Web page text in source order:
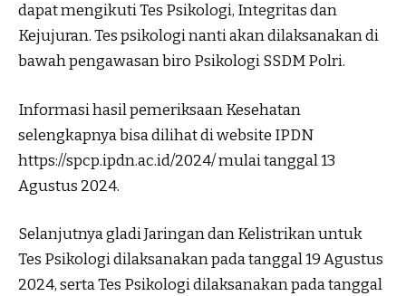
dapat mengikuti Tes Psikologi, Integritas dan
Kejujuran. Tes psikologi nanti akan dilaksanakan di
bawah pengawasan biro Psikologi SSDM Polri.
Informasi hasil pemeriksaan Kesehatan
selengkapnya bisa dilihat di website IPDN
https://spcp.ipdn.ac.id/2024/ mulai tanggal 13
Agustus 2024.
Selanjutnya gladi Jaringan dan Kelistrikan untuk
Tes Psikologi dilaksanakan pada tanggal 19 Agustus
2024, serta Tes Psikologi dilaksanakan pada tanggal